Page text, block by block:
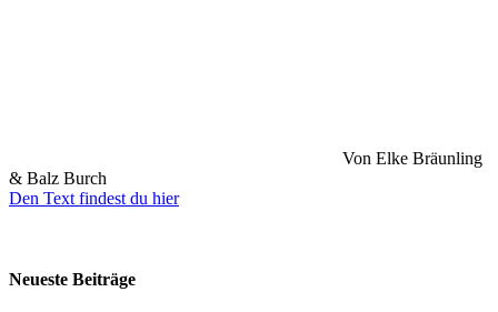
Von Elke Bräunling
& Balz Burch
Den Text findest du hier
Neueste Beiträge